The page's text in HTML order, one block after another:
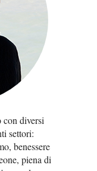
con diversi
settori:
benessere
piena di